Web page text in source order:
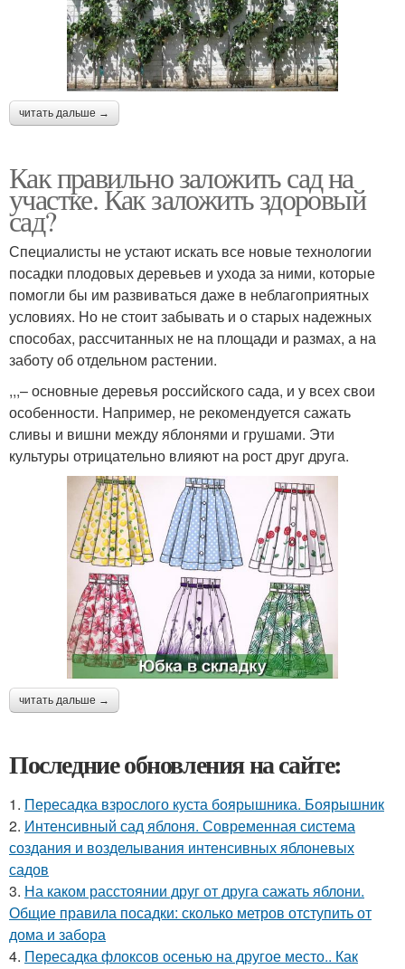
читать дальше →
Как правильно заложить сад на
участке. Как заложить здоровый
сад?
Специалисты не устают искать все новые технологии
посадки плодовых деревьев и ухода за ними, которые
помогли бы им развиваться даже в неблагоприятных
условиях. Но не стоит забывать и о старых надежных
способах, рассчитанных не на площади и размах, а на
заботу об отдельном растении.
,,,– основные деревья российского сада, и у всех свои
особенности. Например, не рекомендуется сажать
сливы и вишни между яблонями и грушами. Эти
культуры отрицательно влияют на рост друг друга.
читать дальше →
Последние обновления на сайте:
1. Пересадка взрослого куста боярышника. Боярышник
2. Интенсивный сад яблоня. Современная система
создания и возделывания интенсивных яблоневых
садов
3. На каком расстоянии друг от друга сажать яблони.
Общие правила посадки: сколько метров отступить от
дома и забора
4. Пересадка флоксов осенью на другое место.. Как